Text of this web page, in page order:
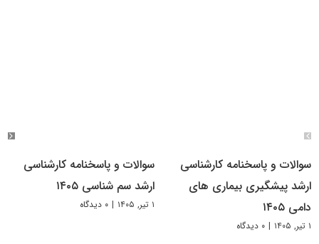
سوالات و پاسخنامه کارشناسی
ارشد پیشگیری بیماری های
دامی ۱۴۰۵
۱ تیر, ۱۴۰۵ | ۰ دیدگاه
سوالات و پاسخنامه کارشناسی
ارشد سم شناسی ۱۴۰۵
۱ تیر, ۱۴۰۵ | ۰ دیدگاه